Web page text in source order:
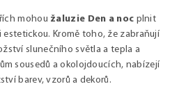
mohou žaluzie Den a noc plnit
Kromě toho, že zabraňují
slunečního světla a tepla a
sousedů a okolojdoucích, nabízejí
barev, vzorů a dekorů.